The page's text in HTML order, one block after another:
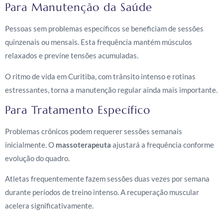
Para Manutenção da Saúde
Pessoas sem problemas específicos se beneficiam de sessões
quinzenais ou mensais. Esta frequência mantém músculos
relaxados e previne tensões acumuladas.
O ritmo de vida em Curitiba, com trânsito intenso e rotinas
estressantes, torna a manutenção regular ainda mais importante.
Para Tratamento Específico
Problemas crônicos podem requerer sessões semanais
inicialmente. O massoterapeuta ajustará a frequência conforme
evolução do quadro.
Atletas frequentemente fazem sessões duas vezes por semana
durante períodos de treino intenso. A recuperação muscular
acelera significativamente.